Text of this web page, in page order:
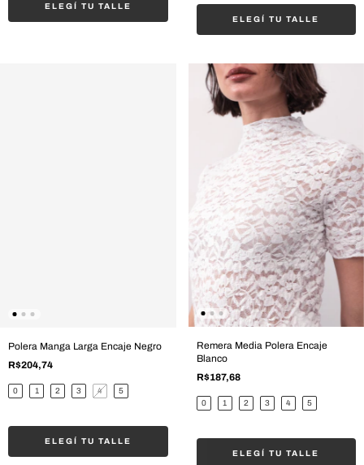
ELEGÍ TU TALLE
ELEGÍ TU TALLE
Polera Manga Larga Encaje Negro
R$204,74
0 1 2 3 4 5
ELEGÍ TU TALLE
Remera Media Polera Encaje
Blanco
R$187,68
0 1 2 3 4 5
ELEGÍ TU TALLE